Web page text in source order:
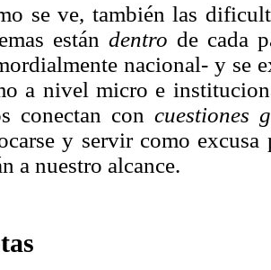
se ve, también las
están dentro de cada
nacional- y se
a nivel micro e
conectan concuestiones
y servir como
a nuestro alcance.